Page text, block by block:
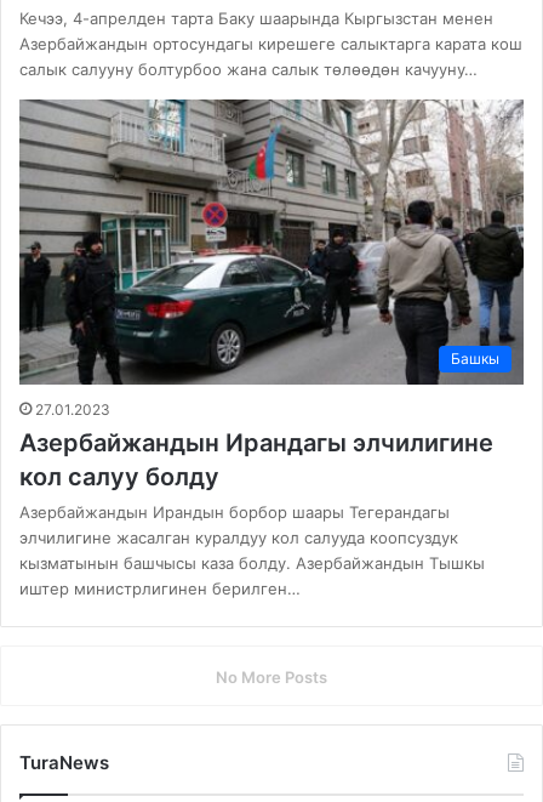
Кечээ, 4-апрелден тарта Баку шаарында Кыргызстан менен
Азербайжандын ортосундагы кирешеге салыктарга карата кош
салык салууну болтурбоо жана салык төлөөдөн качууну…
Башкы
27.01.2023
Азербайжандын Ирандагы элчилигине
кол салуу болду
Азербайжандын Ирандын борбор шаары Тегерандагы
элчилигине жасалган куралдуу кол салууда коопсуздук
кызматынын башчысы каза болду. Азербайжандын Тышкы
иштер министрлигинен берилген…
No More Posts
TuraNews